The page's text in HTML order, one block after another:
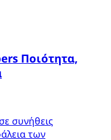
Ποιότητα,
συνήθεις
των